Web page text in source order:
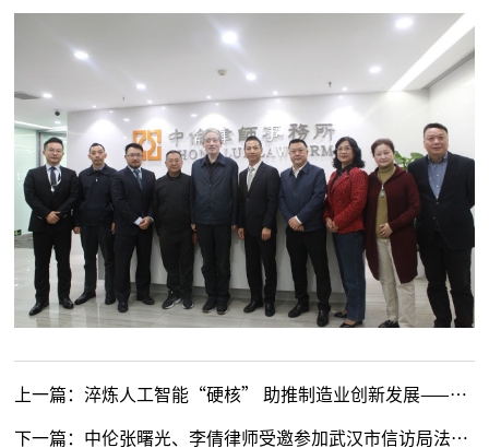
上一篇：淬炼人工智能“硬核” 助推制造业创新发展——第二届数字化智能制造活动在深举行
下一篇： 中伦张曙光、李倩律师受邀参加武汉市信访局法律专题培训并作报告